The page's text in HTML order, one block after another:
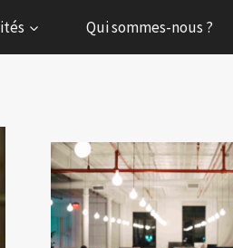
Qui sommes-nous ?